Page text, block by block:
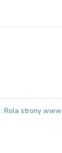
Rola strony